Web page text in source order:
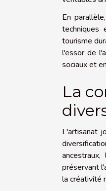
En
techniques
tourisme
l'essor de
sociaux et
La
L'artisanat
préservant
la créativité